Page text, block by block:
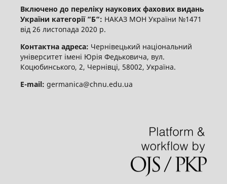
Включено до переліку наукових фахових видань
України категорії “Б“: НАКАЗ МОН України №1471
від 26 листопада 2020 р.
Контактна адреса: Чернівецький національний
університет імені Юрія Федьковича, вул.
Коцюбинського, 2, Чернівці, 58002, Україна.
E-mail: germanica@chnu.edu.ua